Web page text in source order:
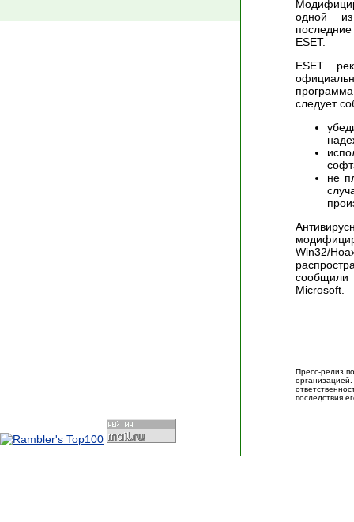
одной
ESET.
ESET
следует
не
Win32/
сообщили
Microsoft.
Пресс-релиз
последствия